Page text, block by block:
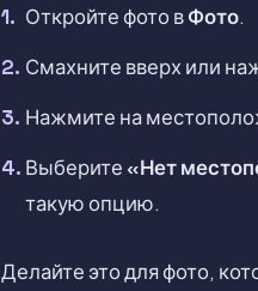
Откройте фото вФото.
Смахните вверх или
Нажмите на
Выберите «Нет
такую опцию.
Делайте это для фото,